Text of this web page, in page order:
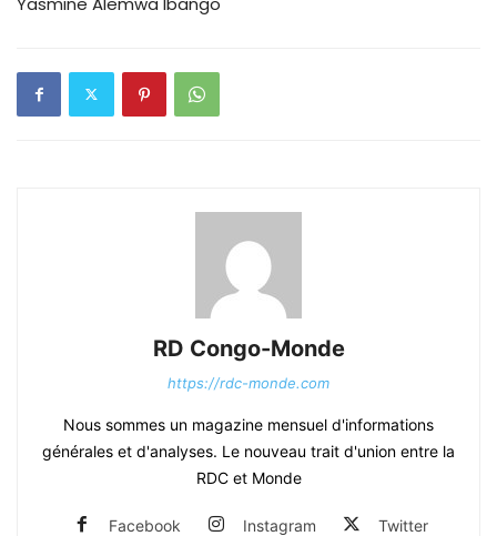
RD Congo-Monde
https://rdc-monde.com
Nous sommes un magazine mensuel d'informations
générales et d'analyses. Le nouveau trait d'union entre la
RDC et Monde
Facebook Instagram Twitter